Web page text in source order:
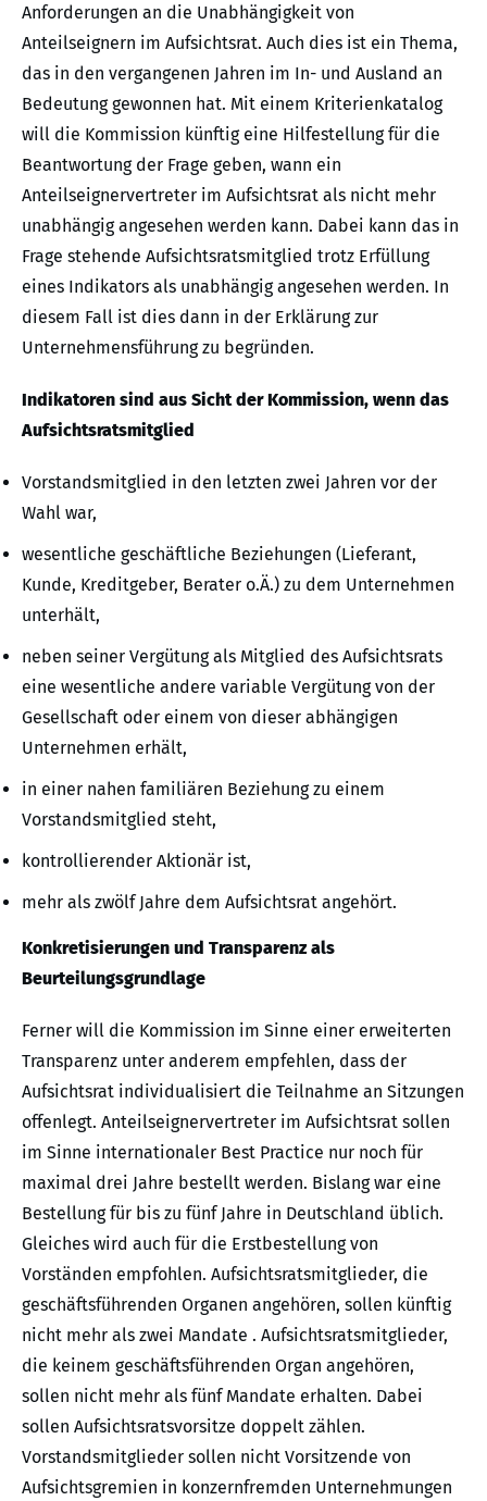
Anforderungen an die Unabhängigkeit von
Anteilseignern im Aufsichtsrat. Auch dies ist ein Thema,
das in den vergangenen Jahren im In- und Ausland an
Bedeutung gewonnen hat. Mit einem Kriterienkatalog
will die Kommission künftig eine Hilfestellung für die
Beantwortung der Frage geben, wann ein
Anteilseignervertreter im Aufsichtsrat als nicht mehr
unabhängig angesehen werden kann. Dabei kann das in
Frage stehende Aufsichtsratsmitglied trotz Erfüllung
eines Indikators als unabhängig angesehen werden. In
diesem Fall ist dies dann in der Erklärung zur
Unternehmensführung zu begründen.
Indikatoren sind aus Sicht der Kommission, wenn das
Aufsichtsratsmitglied
Vorstandsmitglied in den letzten zwei Jahren vor der
Wahl war,
wesentliche geschäftliche Beziehungen (Lieferant,
Kunde, Kreditgeber, Berater o.Ä.) zu dem Unternehmen
unterhält,
neben seiner Vergütung als Mitglied des Aufsichtsrats
eine wesentliche andere variable Vergütung von der
Gesellschaft oder einem von dieser abhängigen
Unternehmen erhält,
in einer nahen familiären Beziehung zu einem
Vorstandsmitglied steht,
kontrollierender Aktionär ist,
mehr als zwölf Jahre dem Aufsichtsrat angehört.
Konkretisierungen und Transparenz als
Beurteilungsgrundlage
Ferner will die Kommission im Sinne einer erweiterten
Transparenz unter anderem empfehlen, dass der
Aufsichtsrat individualisiert die Teilnahme an Sitzungen
offenlegt. Anteilseignervertreter im Aufsichtsrat sollen
im Sinne internationaler Best Practice nur noch für
maximal drei Jahre bestellt werden. Bislang war eine
Bestellung für bis zu fünf Jahre in Deutschland üblich.
Gleiches wird auch für die Erstbestellung von
Vorständen empfohlen. Aufsichtsratsmitglieder, die
geschäftsführenden Organen angehören, sollen künftig
nicht mehr als zwei Mandate . Aufsichtsratsmitglieder,
die keinem geschäftsführenden Organ angehören,
sollen nicht mehr als fünf Mandate erhalten. Dabei
sollen Aufsichtsratsvorsitze doppelt zählen.
Vorstandsmitglieder sollen nicht Vorsitzende von
Aufsichtsgremien in konzernfremden Unternehmungen